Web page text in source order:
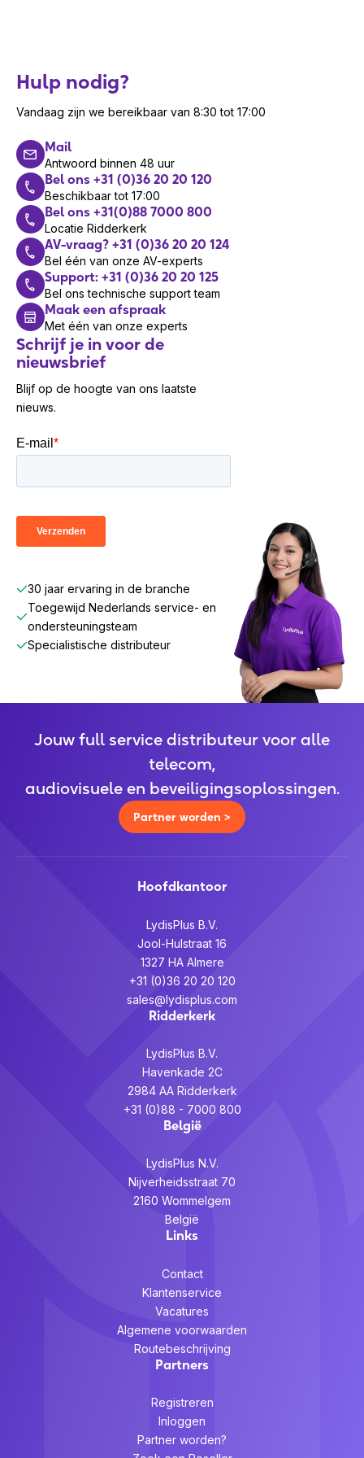
Bluetooth 5.3 en de plug-and-play functionaliteit
is de SP92 breed inzetbaar en uiterst
gebruiksvriendelijk. Breid het eventueel verder
uit met andere accessoires, zoals een
Bluetooth-headset of conferencing-
oplossingen, voor een complete communicatie-
ervaring.
Garantie
De standaard garantietermijn van Yealink
devices is 2 jaar. Met Lydis Premium Care
verleng je de garantie tot 3 jaar of tot 5 jaar.
Wil je ook onze oplossingen
verkopen?
programma en wordt reseller van een van onze
merken.
Interface
Verpakking
Breedte verpakking
Diepte verpakking
Hoogte verpakking
45 mm
Hulp nodig?
Vandaag zijn we bereikbaar van 8:30 tot 17:00
Mail
Antwoord binnen 48 uur
Bel ons +31 (0)36 20 20 120
Beschikbaar tot 17:00
Bel ons +31(0)88 7000 800
Locatie Ridderkerk
AV-vraag? +31 (0)36 20 20 124
Bel één van onze AV-experts
Support: +31 (0)36 20 20 125
Bel ons technische support team
Maak een afspraak
Met één van onze experts
Schrijf je in voor de
nieuwsbrief
Blijf op de hoogte van ons laatste
nieuws.
30 jaar ervaring in de branche
Toegewijd Nederlands service- en
ondersteuningsteam
Specialistische distributeur
Jouw full service distributeur voor alle
telecom,
audiovisuele en beveiligingsoplossingen.
Partner worden >
Hoofdkantoor
LydisPlus B.V.
Jool-Hulstraat 16
1327 HA Almere
+31 (0)36 20 20 120
sales@lydisplus.com
Ridderkerk
LydisPlus B.V.
Havenkade 2C
2984 AA Ridderkerk
+31 (0)88 - 7000 800
België
LydisPlus N.V.
Nijverheidsstraat 70
2160 Wommelgem
België
Links
Contact
Klantenservice
Vacatures
Algemene voorwaarden
Routebeschrijving
Partners
Registreren
Inloggen
Partner worden?